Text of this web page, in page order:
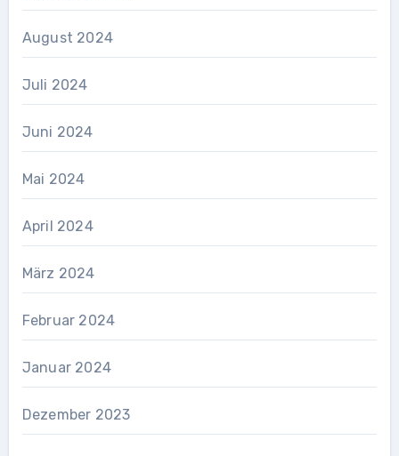
August 2024
Juli 2024
Juni 2024
Mai 2024
April 2024
März 2024
Februar 2024
Januar 2024
Dezember 2023